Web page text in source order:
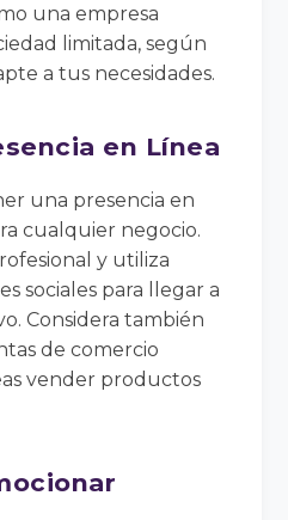
una empresa
limitada, según
a tus necesidades.
en Línea
una presencia en
cualquier negocio.
y utiliza
sociales para llegar a
Considera también
de comercio
vender productos